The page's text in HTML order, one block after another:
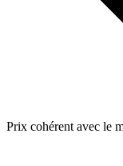
Prix cohérent avec le